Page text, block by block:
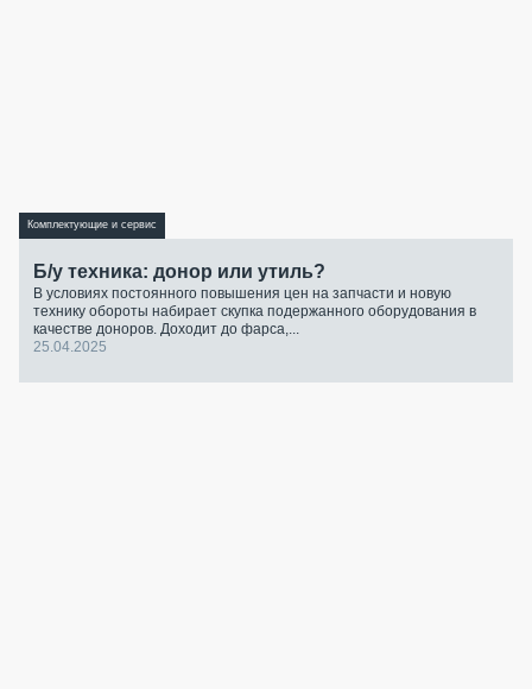
Комплектующие и сервис
Б/у техника: донор или утиль?
В условиях постоянного повышения цен на запчасти и новую
технику обороты набирает скупка подержанного оборудования в
качестве доноров. Доходит до фарса,...
25.04.2025